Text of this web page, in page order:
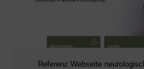
Referenz Webseite